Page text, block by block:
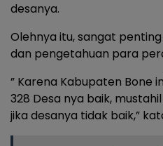
desanya.
Olehnya itu, sangat
dan pengetahuan para
” Karena Kabupaten Bone
328 Desa nya baik,
jika desanya tidak baik,”